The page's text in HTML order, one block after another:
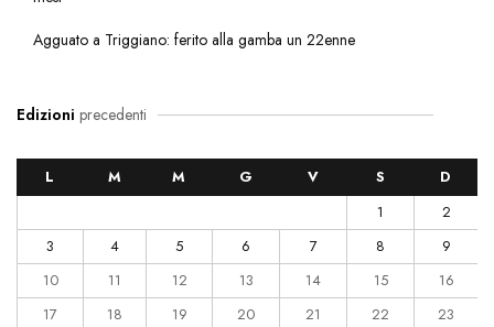
Agguato a Triggiano: ferito alla gamba un 22enne
Edizioni precedenti
L M M G V S
D
1
2
3
4 5 6 7 8
9
10
11 12 13 14 15
16
17
18 19 20 21 22
23